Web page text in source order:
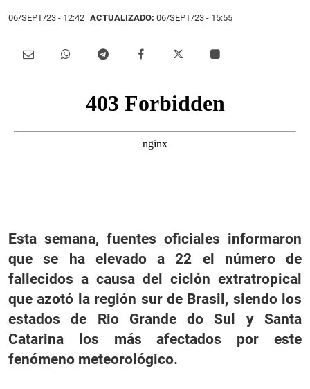
06/SEPT/23 - 12:42 ACTUALIZADO: 06/SEPT/23 - 15:55
Esta semana, fuentes oficiales informaron
que se ha elevado a 22 el número de
fallecidos a causa del ciclón extratropical
que azotó la región sur de Brasil, siendo los
estados de Rio Grande do Sul y Santa
Catarina los más afectados por este
fenómeno meteorológico.